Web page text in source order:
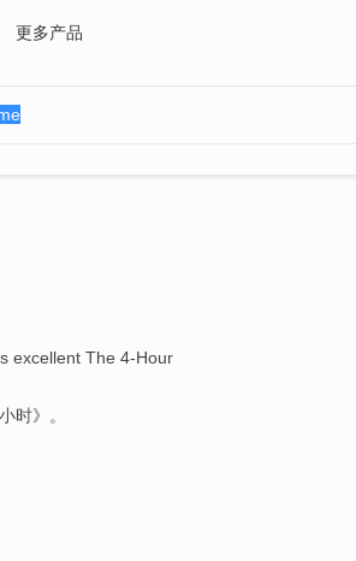
更多产品
excellent The 4-Hour
时》。